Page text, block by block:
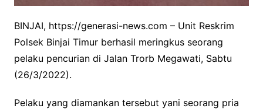
BINJAI, https://generasi-news.com – Unit Reskrim
Polsek Binjai Timur berhasil meringkus seorang
pelaku pencurian di Jalan Trorb Megawati, Sabtu
(26/3/2022).
Pelaku yang diamankan tersebut yani seorang pria